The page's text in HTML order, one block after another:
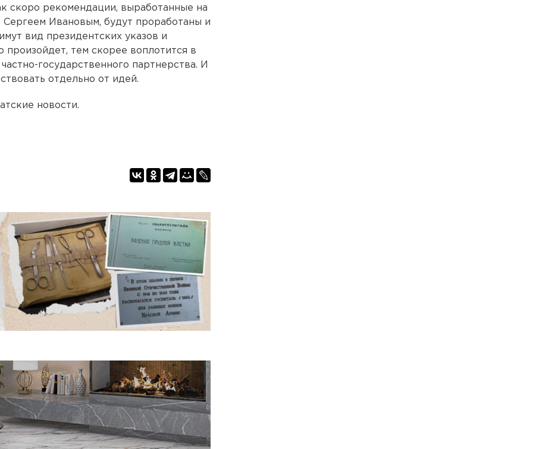
скоро рекомендации, выработанные на
Сергеем Ивановым, будут проработаны и
вид президентских указов и
произойдет, тем скорее воплотится в
государственного партнерства. И
отдельно от идей.
новости.